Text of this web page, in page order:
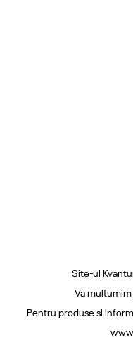
Site-ul
Va
Pentru produse si